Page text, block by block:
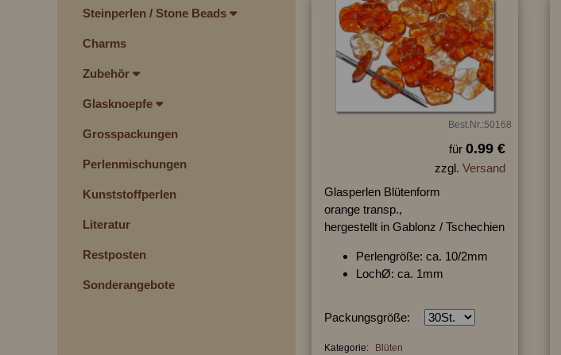
Steinperlen / Stone Beads
Charms
Zubehör
Glasknoepfe
Grosspackungen
Perlenmischungen
Kunststoffperlen
Literatur
Restposten
Sonderangebote
Best.Nr.:50168
für 0.99 €
zzgl. Versand
Glasperlen Blütenform
orange transp.,
hergestellt in Gablonz / Tschechien
Perlengröße: ca. 10/2mm
LochØ: ca. 1mm
Packungsgröße:
Kategorie: Blüten